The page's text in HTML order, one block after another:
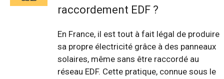
raccordement EDF ?
En France, il est tout à fait légal de produire
sa propre électricité grâce à des panneaux
solaires, même sans être raccordé au
réseau EDF. Cette pratique, connue sous le